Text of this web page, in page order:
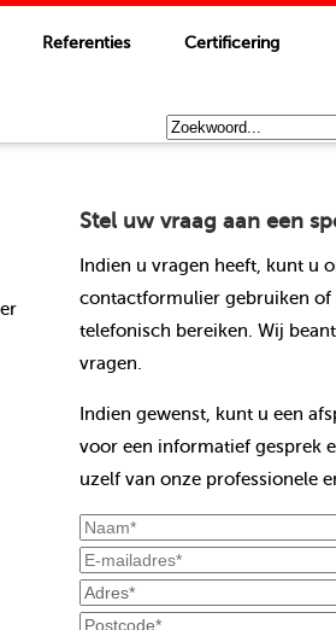
Referenties Certificering
Stel uw vraag aan een
Indien u vragen heeft, kunt u
contactformulier gebruiken of
telefonisch bereiken. Wij
vragen.
Indien gewenst, kunt u een
voor een informatief gesprek
uzelf van onze professionele